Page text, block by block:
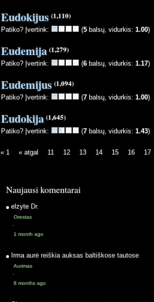
Eudokijus (1,110)
Patiko? Įvertink: (5 balsų, vidurkis: 1.00)
Eudemija (1,279)
Patiko? Įvertink: (6 balsų, vidurkis: 1.17)
Eudemijus (1,094)
Patiko? Įvertink: (7 balsų, vidurkis: 1.00)
Eudokija (1,645)
Patiko? Įvertink: (7 balsų, vidurkis: 1.43)
« 1 « atgal 11 12 13 14 15 16 17
Naujausi komentarai
elzyte Dr.
Orestas
·
1 month ago
Irma aurė reiškia auksas baltiškose tautose
Aurimas
·
8 months ago